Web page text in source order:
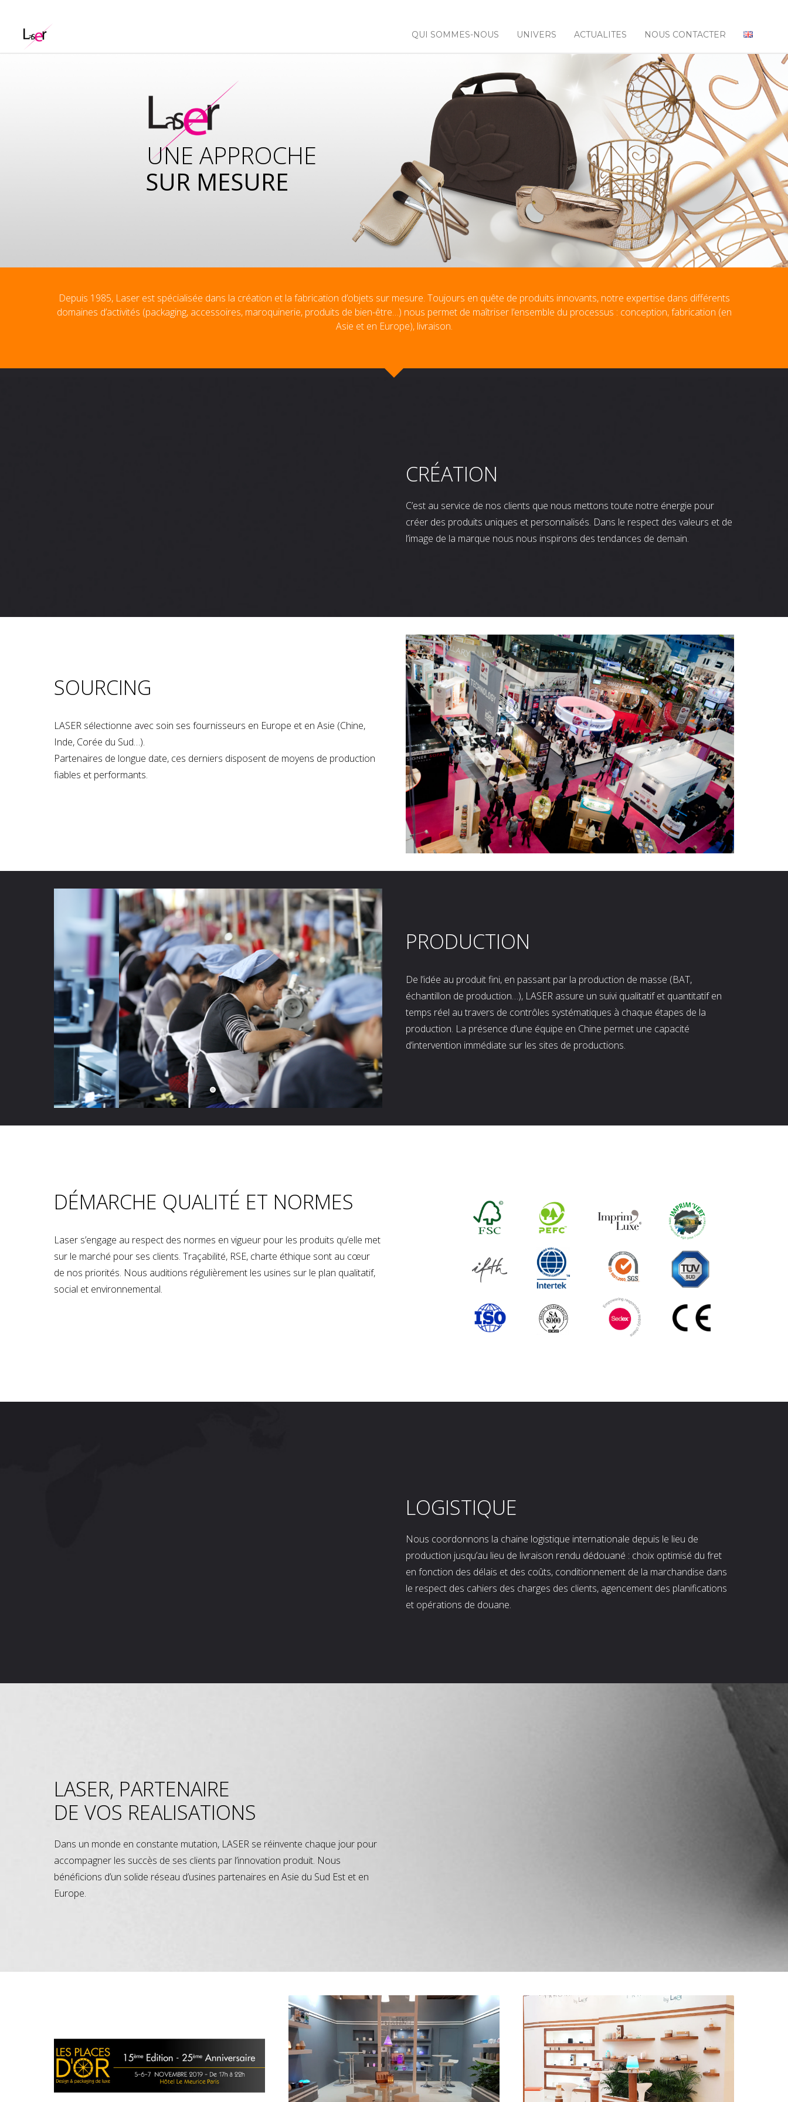
QUI SOMMES-NOUS UNIVERS ACTUALITES NOUS CONTACTER
SUR MESURE
UNE APPROCHE
Depuis 1985, Laser est spécialisée dans la création et la fabrication d’objets sur mesure. Toujours en quête de produits innovants, notre expertise dans différents
domaines d’activités (packaging, accessoires, maroquinerie, produits de bien-être…) nous permet de maîtriser l’ensemble du processus : conception, fabrication (en
Asie et en Europe), livraison.
CRÉATION
C’est au service de nos clients que nous mettons toute notre énergie pour
créer des produits uniques et personnalisés. Dans le respect des valeurs et de
l’image de la marque nous nous inspirons des tendances de demain.
SOURCING
LASER sélectionne avec soin ses fournisseurs en Europe et en Asie (Chine,
Inde, Corée du Sud…).
Partenaires de longue date, ces derniers disposent de moyens de production
fiables et performants.
PRODUCTION
De l’idée au produit fini, en passant par la production de masse (BAT,
échantillon de production…), LASER assure un suivi qualitatif et quantitatif en
temps réel au travers de contrôles systématiques à chaque étapes de la
production. La présence d’une équipe en Chine permet une capacité
d’intervention immédiate sur les sites de productions.
DÉMARCHE QUALITÉ ET NORMES
Laser s’engage au respect des normes en vigueur pour les produits qu’elle met
sur le marché pour ses clients. Traçabilité, RSE, charte éthique sont au cœur
de nos priorités. Nous auditions régulièrement les usines sur le plan qualitatif,
social et environnemental.
LOGISTIQUE
Nous coordonnons la chaine logistique internationale depuis le lieu de
production jusqu’au lieu de livraison rendu dédouané : choix optimisé du fret
en fonction des délais et des coûts, conditionnement de la marchandise dans
le respect des cahiers des charges des clients, agencement des planifications
et opérations de douane.
LASER, PARTENAIRE
DE VOS REALISATIONS
Dans un monde en constante mutation, LASER se réinvente chaque jour pour
accompagner les succès de ses clients par l’innovation produit. Nous
bénéficions d’un solide réseau d’usines partenaires en Asie du Sud Est et en
Europe.